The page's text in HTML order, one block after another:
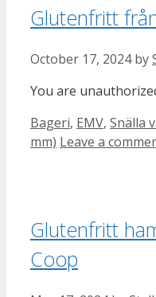
Glutenfritt
October 17, 2024 by
You are
Categories
Bageri, EMV, Snälla
mm) Leave a
Glutenfritt
Coop